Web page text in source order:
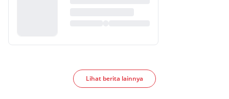
Lihat berita lainnya